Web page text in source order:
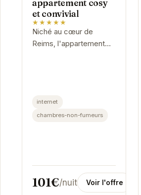
appartement cosy
et convivial
★★★★★
Niché au cœur de
Reims, l'appartement
emplacement privilégié
vous permet...
internet
chambres-non-fumeurs
101€/nuit Voir l'offre